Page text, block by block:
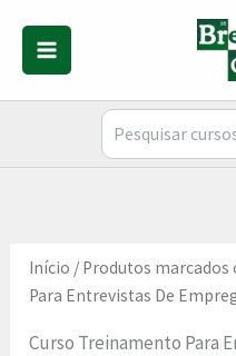
conteúdo
Início / Produtos marcados
Para Entrevistas De
Curso Treinamento Para